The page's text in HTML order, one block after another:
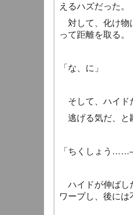
えるハズだった。
対して、化け
って距離を取る。
「な、に」
そして、ハイド
逃げる気だ、と
「ちくしょう
ハイドが伸ばし
ワープし、後に